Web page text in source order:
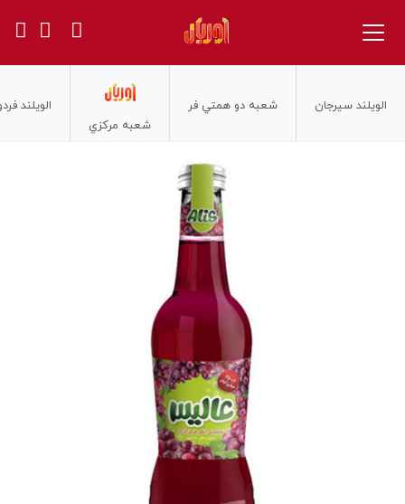
الويلند سيرجان
شعبه دو همتي فر
شعبه مركزي
الويلند